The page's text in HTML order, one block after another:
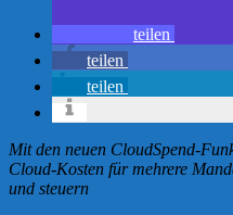
teilen
teilen
teilen
Mit den neuen CloudSpend-
Cloud-Kosten für mehrere
und steuern